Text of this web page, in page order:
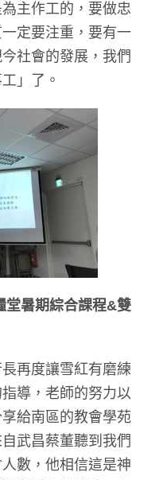
主作工的，要做忠
定要注重，要有一
社會的發展，我們
」了。
堂暑期綜合課程&雙
再度讓雪紅有磨練
導，老師的努力以
給南區的教會學苑
武昌蔡董聽到我們
數，他相信這是神